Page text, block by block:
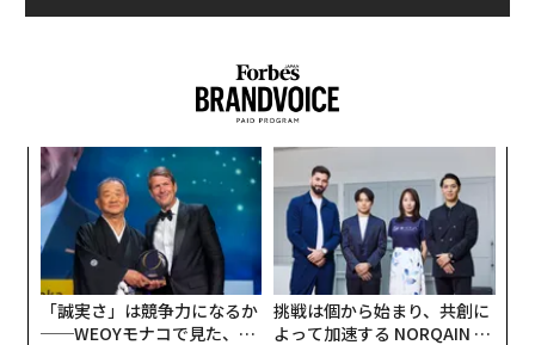
「誠実さ」は競争力になるか
──WEOYモナコで見た、く
挑戦は個から始まり、共創に
よって加速する NORQAIN JA